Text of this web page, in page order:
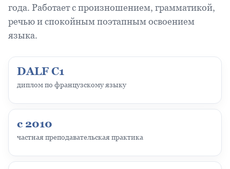
года. Работает с произношением, грамматикой,
речью и спокойным поэтапным освоением
языка.
DALF C1
диплом по французскому языку
с 2010
частная преподавательская практика